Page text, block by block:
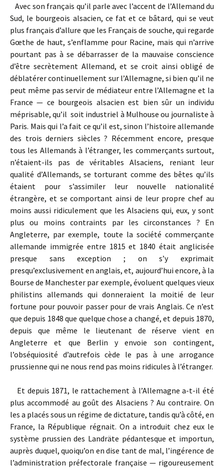
Avec son français qu’il parle avec l’accent de l’Allemand du
Sud, le bourgeois alsacien, ce fat et ce bâtard, qui se veut
plus français d’allure que les Français de souche, qui regarde
Gœthe de haut, s’enflamme pour Racine, mais qui n’arrive
pourtant pas à se débarrasser de la mauvaise conscience
d’être secrètement Allemand, et se croit ainsi obligé de
déblatérer continuellement sur l’Allemagne, si bien qu’il ne
peut même pas servir de médiateur entre l’Allemagne et la
France — ce bourgeois alsacien est bien sûr un individu
méprisable, qu’il soit industriel à Mulhouse ou journaliste à
Paris. Mais qui l’a fait ce qu’il est, sinon l’histoire allemande
des trois derniers siècles ? Récemment encore, presque
tous les Allemands à l’étranger, les commerçants surtout,
n’étaient-ils pas de véritables Alsaciens, reniant leur
qualité d’Allemands, se torturant comme des bêtes qu’ils
étaient pour s’assimiler leur nouvelle nationalité
étrangère, et se comportant ainsi de leur propre chef au
moins aussi ridiculement que les Alsaciens qui, eux, y sont
plus ou moins contraints par les circonstances ? En
Angleterre, par exemple, toute la société commerçante
allemande immigrée entre 1815 et 1840 était anglicisée
presque sans exception ; on s’y exprimait
presqu’exclusivement en anglais, et, aujourd’hui encore, à la
Bourse de Manchester par exemple, évoluent quelques vieux
philistins allemands qui donneraient la moitié de leur
fortune pour pouvoir passer pour de vrais Anglais. Ce n’est
que depuis 1848 que quelque chose a changé, et depuis 1870,
depuis que même le lieutenant de réserve vient en
Angleterre et que Berlin y envoie son contingent,
l’obséquiosité d’autrefois cède le pas à une arrogance
prussienne qui ne nous rend pas moins ridicules à l’étranger.
Et depuis 1871, le rattachement à l’Allemagne a-t-il été
plus accommodé au goût des Alsaciens ? Au contraire. On
les a placés sous un régime de dictature, tandis qu’à côté, en
France, la République régnait. On a introduit chez eux le
système prussien des Landräte pédantesque et importun,
auprès duquel, quoiqu’on en dise tant de mal, l’ingérence de
l’administration préfectorale française — rigoureusement